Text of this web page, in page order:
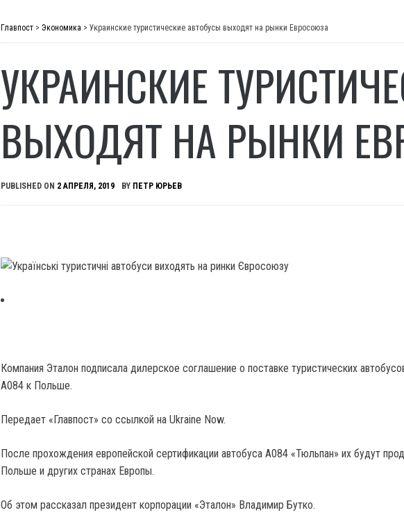
Главпост > Экономика > Украинские туристические автобусы выходят на рынки Евросоюза
УКРАИНСКИЕ
ВЫХОДЯТ НА РЫНКИ
PUBLISHED ON 2 АПРЕЛЯ, 2019 BY ПЕТР ЮРЬЕВ
Компания Эталон подписала дилерское соглашение о поставке туристических
А084 к Польше.
Передает «Главпост» со ссылкой на Ukraine Now.
После прохождения европейской сертификации автобуса А084 «Тюльпан» их будут
Польше и других странах Европы.
Об этом рассказал президент корпорации «Эталон» Владимир Бутко.